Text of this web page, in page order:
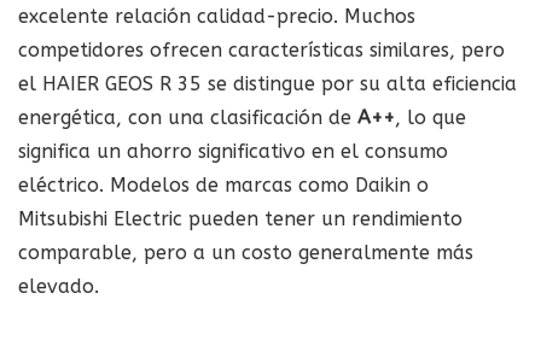
excelente relación calidad-precio. Muchos
competidores ofrecen características similares, pero
el HAIER GEOS R 35 se distingue por su alta eficiencia
energética, con una clasificación de A++, lo que
significa un ahorro significativo en el consumo
eléctrico. Modelos de marcas como Daikin o
Mitsubishi Electric pueden tener un rendimiento
comparable, pero a un costo generalmente más
elevado.